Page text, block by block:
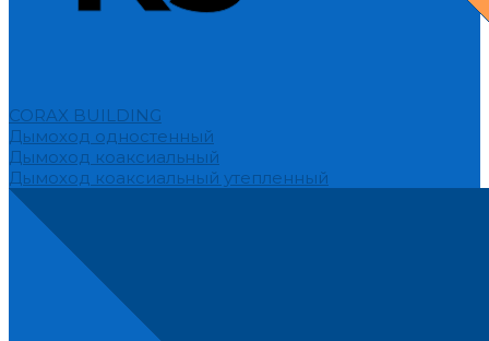
CORAX BUILDING
Дымоход одностенный
Дымоход коаксиальный
Дымоход коаксиальный утепленный